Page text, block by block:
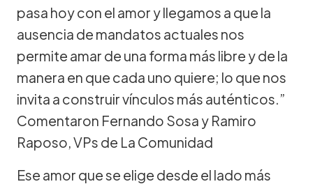
pasa hoy con el amor y llegamos a que la
ausencia de mandatos actuales nos
permite amar de una forma más libre y de la
manera en que cada uno quiere; lo que nos
invita a construir vínculos más auténticos.”
Comentaron Fernando Sosa y Ramiro
Raposo, VPs de La Comunidad
Ese amor que se elige desde el lado más